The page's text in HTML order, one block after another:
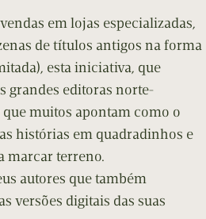
em lojas especializadas,
de títulos antigos na forma
esta iniciativa, que
grandes editoras norte-
muitos apontam como o
histórias em quadradinhos e
marcar terreno.
autores que também
versões digitais das suas